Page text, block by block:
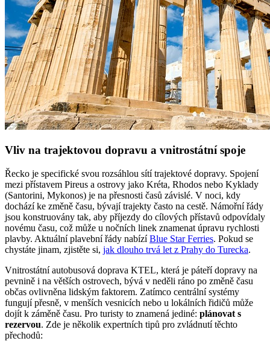
Vliv na trajektovou dopravu a vnitrostátní spoje
Řecko je specifické svou rozsáhlou sítí trajektové dopravy. Spojení
mezi přístavem Pireus a ostrovy jako Kréta, Rhodos nebo Kyklady
(Santorini, Mykonos) je na přesnosti časů závislé. V noci, kdy
dochází ke změně času, bývají trajekty často na cestě. Námořní řády
jsou konstruovány tak, aby příjezdy do cílových přístavů odpovídaly
novému času, což může u nočních linek znamenat úpravu rychlosti
plavby. Aktuální plavební řády nabízíBlue Star Ferries. Pokud se
chystáte jinam, zjistěte si, jak dlouho trvá let z Prahy do Turecka.
Vnitrostátní autobusová doprava KTEL, která je páteří dopravy na
pevnině i na větších ostrovech, bývá v neděli ráno po změně času
občas ovlivněna lidským faktorem. Zatímco centrální systémy
fungují přesně, v menších vesnicích nebo u lokálních řidičů může
dojít k záměně času. Pro turisty to znamená jediné: plánovat s
rezervou. Zde je několik expertních tipů pro zvládnutí těchto
přechodů: